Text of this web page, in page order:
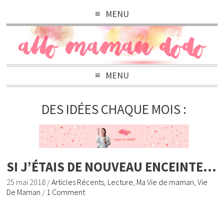
MENU
MENU
DES IDÉES CHAQUE MOIS :
SI J’ÉTAIS DE NOUVEAU ENCEINTE…
25 mai 2018 /Articles Récents Lecture Ma Vie de maman ,Vie
De Maman / 1 Comment